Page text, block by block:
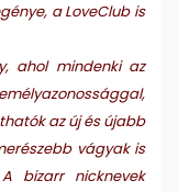
a LoveClub is
ahol mindenki az
az új és újabb
vágyak is
bizarr nicknevek